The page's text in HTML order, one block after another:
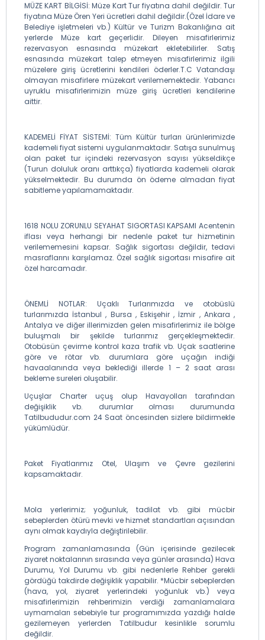
MÜZE KART BİLGİSİ: Müze Kart Tur fiyatına dahil değildir. Tur
fiyatına Müze Ören Yeri ücretleri dahil değildir.(Özel İdare ve
Belediye işletmeleri vb.) Kültür ve Turizm Bakanlığına ait
yerlerde Müze kart geçerlidir. Dileyen misafirlerimiz
rezervasyon esnasında müzekart ekletebilirler. Satış
esnasında müzekart talep etmeyen misafirlerimiz ilgili
müzelere giriş ücretlerini kendileri öderler.T.C Vatandaşı
olmayan misafirlere müzekart verilememektedir. Yabancı
uyruklu misafirlerimizin müze giriş ücretleri kendilerine
aittir.
KADEMELİ FİYAT SİSTEMİ: Tüm Kültür turları ürünlerimizde
kademeli fiyat sistemi uygulanmaktadır. Satışa sunulmuş
olan paket tur içindeki rezervasyon sayısı yükseldikçe
(Turun doluluk oranı arttıkça) fiyatlarda kademeli olarak
yükselmektedir. Bu durumda ön ödeme almadan fiyat
sabitleme yapılamamaktadır.
1618 NOLU ZORUNLU SEYAHAT SIGORTASI KAPSAMI Acentenin
iflası veya herhangi bir nedenle paket tur hizmetinin
verilememesini kapsar. Sağlık sigortası değildir, tedavi
masraflarını karşılamaz. Özel sağlık sigortası misafire ait
özel harcamadır.
ÖNEMLİ NOTLAR: Uçaklı Turlarımızda ve otobüslü
turlarımızda İstanbul , Bursa , Eskişehir , İzmir , Ankara ,
Antalya ve diğer illerimizden gelen misafirlerimiz ile bölge
buluşmalı bir şekilde turlarımız gerçekleşmektedir.
Otobüsün çevirme kontrol kaza trafik vb. Uçak saatlerine
göre ve rötar vb. durumlara göre uçağın indiği
havaalanında veya beklediği illerde 1 – 2 saat arası
bekleme sureleri oluşabilir.
Uçuşlar Charter uçuş olup Havayolları tarafından
değişiklik vb. durumlar olması durumunda
Tatilbududur.com 24 Saat öncesinden sizlere bildirmekle
yükümlüdür.
Paket Fiyatlarımız Otel, Ulaşım ve Çevre gezilerini
kapsamaktadır.
Mola yerlerimiz; yoğunluk, tadilat vb. gibi mücbir
sebeplerden ötürü mevki ve hizmet standartları açısından
aynı olmak kaydıyla değiştirilebilir.
Program zamanlamasında (Gün içerisinde gezilecek
ziyaret noktalarının sırasında veya günler arasında) Hava
Durumu, Yol Durumu vb. gibi nedenlerle Rehber gerekli
gördüğü takdirde değişiklik yapabilir. *Mücbir sebeplerden
(hava, yol, ziyaret yerlerindeki yoğunluk vb.) veya
misafirlerimizin rehberimizin verdiği zamanlamalara
uymamaları sebebiyle tur programımızda yazdığı halde
gezilemeyen yerlerden Tatilbudur kesinlikle sorumlu
değildir.